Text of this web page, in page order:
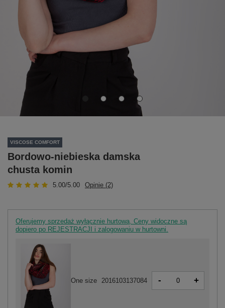
VISCOSE COMFORT
Bordowo-niebieska damska
chusta komin
5.00/5.00 Opinie (2)
Oferujemy sprzedaż wyłącznie hurtową. Ceny widoczne są
dopiero po REJESTRACJI i zalogowaniu w hurtowni.
One size 2016103137084 - +